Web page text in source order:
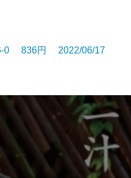
0 836円 2022/06/17